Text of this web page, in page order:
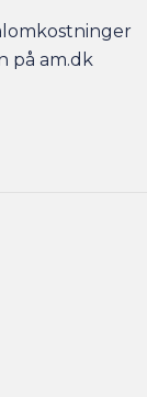
på am.dk
om
med
vilkår, og vi
bil i bytte,